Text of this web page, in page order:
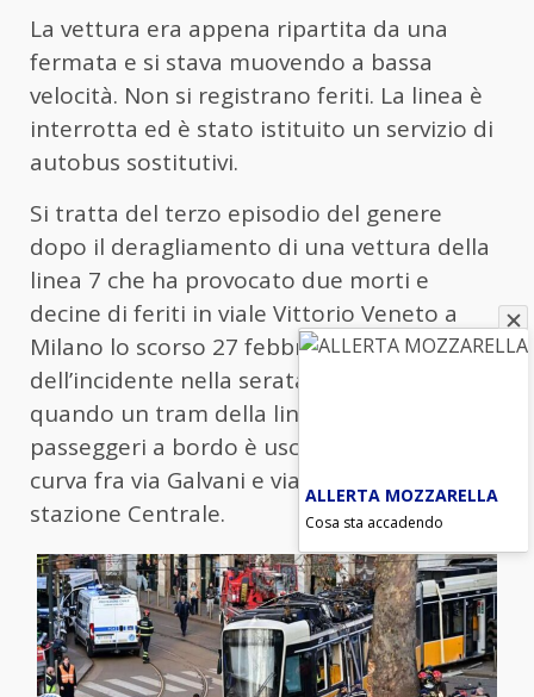
La vettura era appena ripartita da una
fermata e si stava muovendo a bassa
velocità. Non si registrano feriti. La linea è
interrotta ed è stato istituito un servizio di
autobus sostitutivi.
Si tratta del terzo episodio del genere
dopo il deragliamento di una vettura della
linea 7 che ha provocato due morti e
decine di feriti in viale Vittorio Veneto a
Milano lo scorso 27 febbraio, e
dell’incidente nella serata di sabato scorso,
quando un tram della linea 9 senza
passeggeri a bordo è uscito dai binari nella
curva fra via Galvani e via Filzi, accanto alla
stazione Centrale.
ALLERTA MOZZARELLA
Cosa sta accadendo